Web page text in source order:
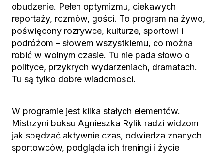
obudzenie. Pełen optymizmu, ciekawych
reportaży, rozmów, gości. To program na żywo,
poświęcony rozrywce, kulturze, sportowi i
podróżom – słowem wszystkiemu, co można
robić w wolnym czasie. Tu nie pada słowo o
polityce, przykrych wydarzeniach, dramatach.
Tu są tylko dobre wiadomości.
W programie jest kilka stałych elementów.
Mistrzyni boksu Agnieszka Rylik radzi widzom
jak spędzać aktywnie czas, odwiedza znanych
sportowców, podgląda ich treningi i życie